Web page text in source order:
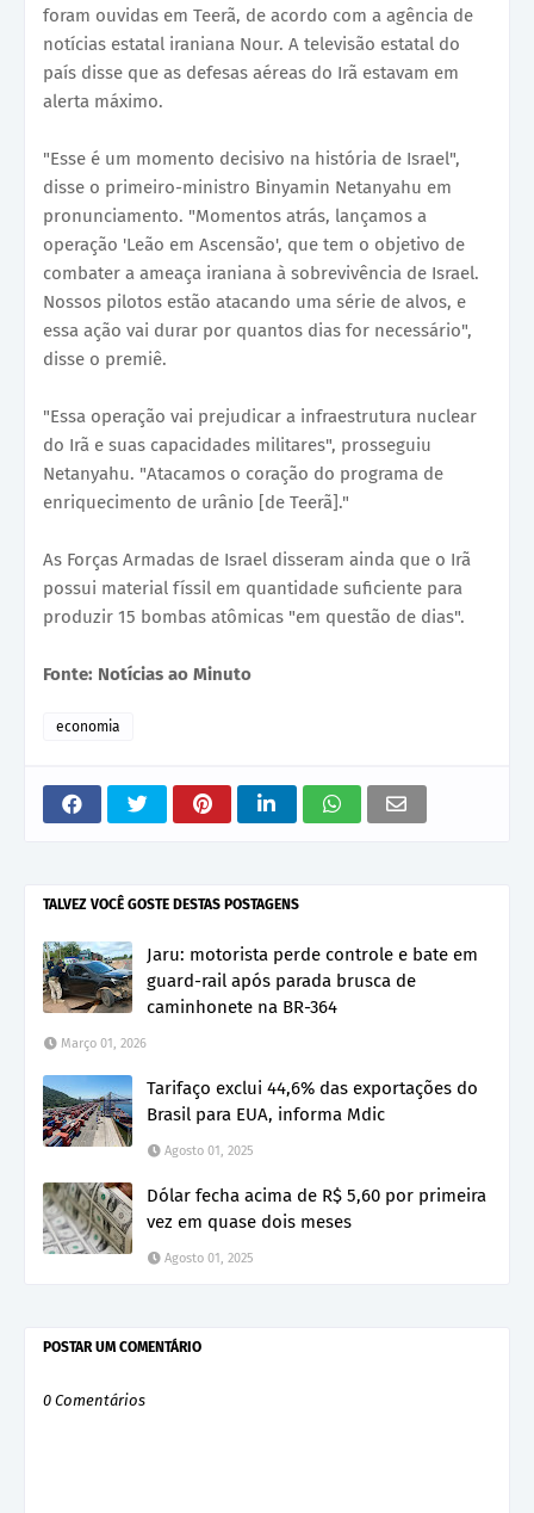
foram ouvidas em Teerã, de acordo com a agência de
notícias estatal iraniana Nour. A televisão estatal do
país disse que as defesas aéreas do Irã estavam em
alerta máximo.
"Esse é um momento decisivo na história de Israel",
disse o primeiro-ministro Binyamin Netanyahu em
pronunciamento. "Momentos atrás, lançamos a
operação 'Leão em Ascensão', que tem o objetivo de
combater a ameaça iraniana à sobrevivência de Israel.
Nossos pilotos estão atacando uma série de alvos, e
essa ação vai durar por quantos dias for necessário",
disse o premiê.
"Essa operação vai prejudicar a infraestrutura nuclear
do Irã e suas capacidades militares", prosseguiu
Netanyahu. "Atacamos o coração do programa de
enriquecimento de urânio [de Teerã]."
As Forças Armadas de Israel disseram ainda que o Irã
possui material físsil em quantidade suficiente para
produzir 15 bombas atômicas "em questão de dias".
Fonte: Notícias ao Minuto
economia
TALVEZ VOCÊ GOSTE DESTAS POSTAGENS
Jaru: motorista perde controle e bate em
guard-rail após parada brusca de
caminhonete na BR-364
Março 01, 2026
Tarifaço exclui 44,6% das exportações do
Brasil para EUA, informa Mdic
Agosto 01, 2025
Dólar fecha acima de R$ 5,60 por primeira
vez em quase dois meses
Agosto 01, 2025
POSTAR UM COMENTÁRIO
0 Comentários